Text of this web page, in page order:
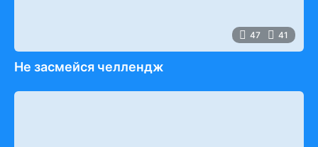
47 41
Не засмейся челлендж